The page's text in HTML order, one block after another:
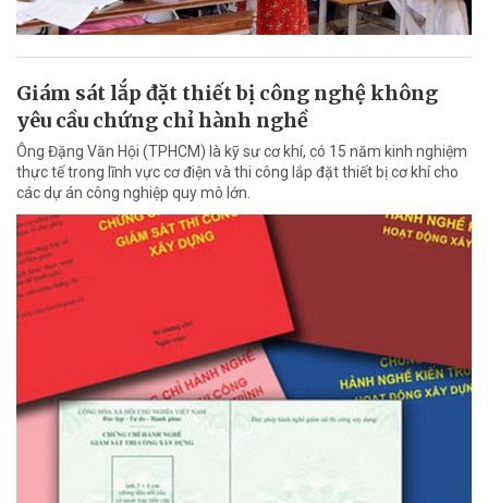
Giám sát lắp đặt thiết bị công nghệ không
yêu cầu chứng chỉ hành nghề
Ông Đặng Văn Hội (TPHCM) là kỹ sư cơ khí, có 15 năm kinh nghiệm
thực tế trong lĩnh vực cơ điện và thi công lắp đặt thiết bị cơ khí cho
các dự án công nghiệp quy mô lớn.